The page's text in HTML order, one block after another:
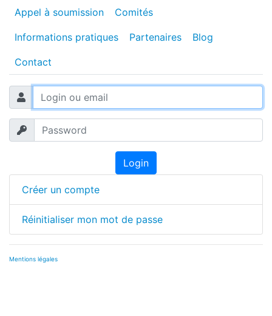
Appel à soumission Comités
Informations pratiques Partenaires Blog
Contact
Login
Créer un compte
Réinitialiser mon mot de passe
Mentions légales